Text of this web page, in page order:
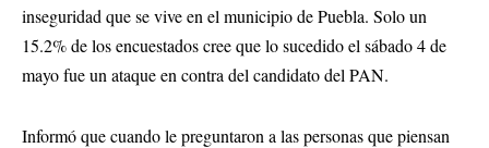
inseguridad que se vive en el municipio de Puebla. Solo un
15.2% de los encuestados cree que lo sucedido el sábado 4 de
mayo fue un ataque en contra del candidato del PAN.
Informó que cuando le preguntaron a las personas que piensan